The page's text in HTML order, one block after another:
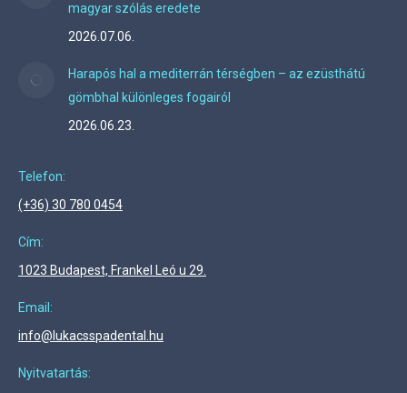
magyar szólás eredete
2026.07.06.
Harapós hal a mediterrán térségben – az ezüsthátú
gömbhal különleges fogairól
2026.06.23.
Telefon:
(+36) 30 780 0454
Cím:
1023 Budapest, Frankel Leó u 29.
Email:
info@lukacsspadental.hu
Nyitvatartás: